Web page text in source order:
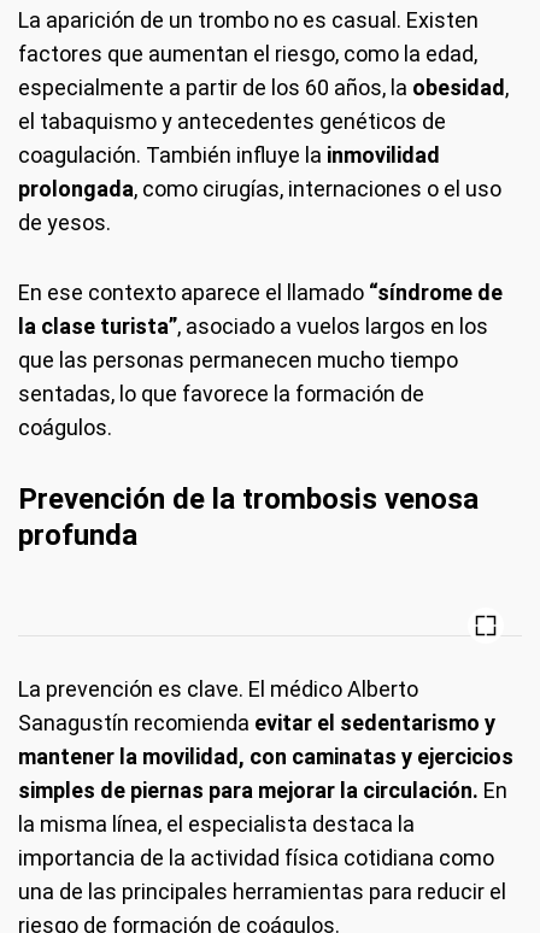
La aparición de un trombo no es casual. Existen
factores que aumentan el riesgo, como la edad,
especialmente a partir de los 60 años, la obesidad,
el tabaquismo y antecedentes genéticos de
coagulación. También influye la inmovilidad
prolongada, como cirugías, internaciones o el uso
de yesos.
En ese contexto aparece el llamado “síndrome de
la clase turista”, asociado a vuelos largos en los
que las personas permanecen mucho tiempo
sentadas, lo que favorece la formación de
coágulos.
Prevención de la trombosis venosa
profunda
La prevención es clave. El médico Alberto
Sanagustín recomienda evitar el sedentarismo y
mantener la movilidad, con caminatas y ejercicios
simples de piernas para mejorar la circulación. En
la misma línea, el especialista destaca la
importancia de la actividad física cotidiana como
una de las principales herramientas para reducir el
riesgo de formación de coágulos.